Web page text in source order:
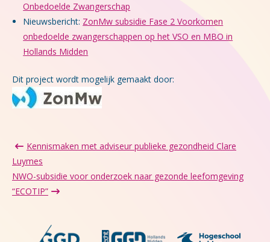
Onbedoelde Zwangerschap
Nieuwsbericht: ZonMw subsidie Fase 2 Voorkomen
onbedoelde zwangerschappen op het VSO en MBO in
Hollands Midden
Dit project wordt mogelijk gemaakt door:
Kennismaken met adviseur publieke gezondheid Clare
Luymes
NWO-subsidie voor onderzoek naar gezonde leefomgeving
“ECOTIP”